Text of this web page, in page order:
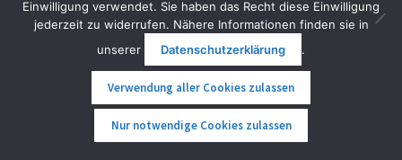
1.949,00€ inkl. MwSt.
Weiterlesen
Einwilligung verwendet. Sie haben das Recht diese Einwilligung
jederzeit zu widerrufen. Nähere Informationen finden sie in
unserer
Datenschutzerklärung .
Verwendung aller Cookies zulassen
Nur notwendige Cookies zulassen